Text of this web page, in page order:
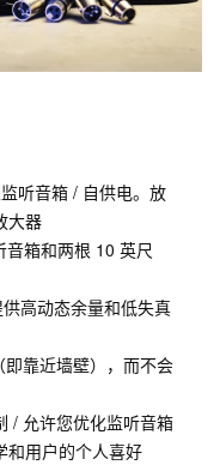
听音箱 / 自供电。放
大器
箱和两根 10 英尺
高动态余量和低失真
靠近墙壁），而不会
/ 允许您优化监听音箱
和用户的个人喜好